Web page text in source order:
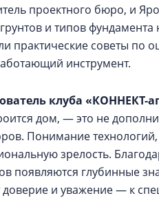
проектного бюро, и
и типов
практические советы по
инструмент.
клуба «КОННЕКТ-
дом, — это не
Понимание технологий,
зрелость.
появляются глубинные
доверие и уважение — к